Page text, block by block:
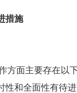
措施
面主要存在以
性和全面性有待